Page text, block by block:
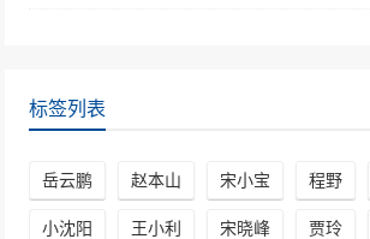
标签列表
岳云鹏 赵本山 宋小宝 程野
小沈阳 王小利 宋晓峰 贾玲